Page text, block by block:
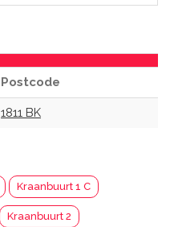
Postcode
1811 BK
Kraanbuurt 1 C
Kraanbuurt 2